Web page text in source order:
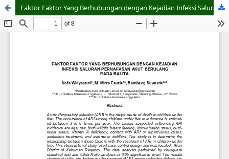
Faktor Faktor Yang Berhubungan dengan Kejadian Infeksi Saluran Pernafasan Akut Berulang Pada Balita